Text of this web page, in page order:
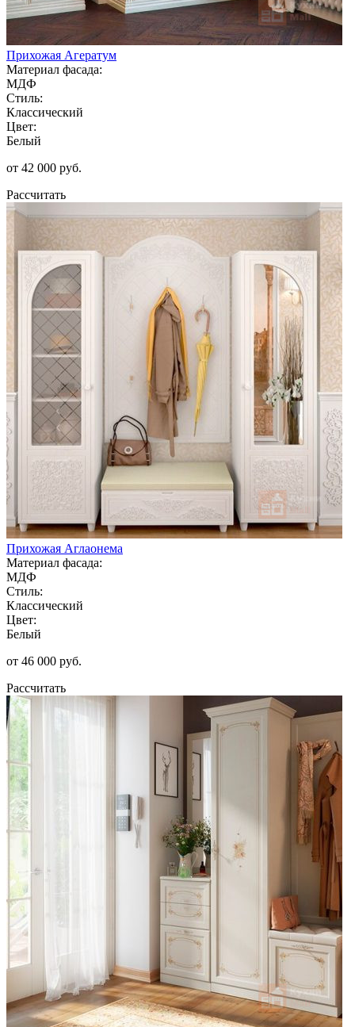
Прихожая Агератум
Материал фасада:
МДФ
Стиль:
Классический
Цвет:
Белый
от 42 000 руб.
Рассчитать
Прихожая Аглаонема
Материал фасада:
МДФ
Стиль:
Классический
Цвет:
Белый
от 46 000 руб.
Рассчитать